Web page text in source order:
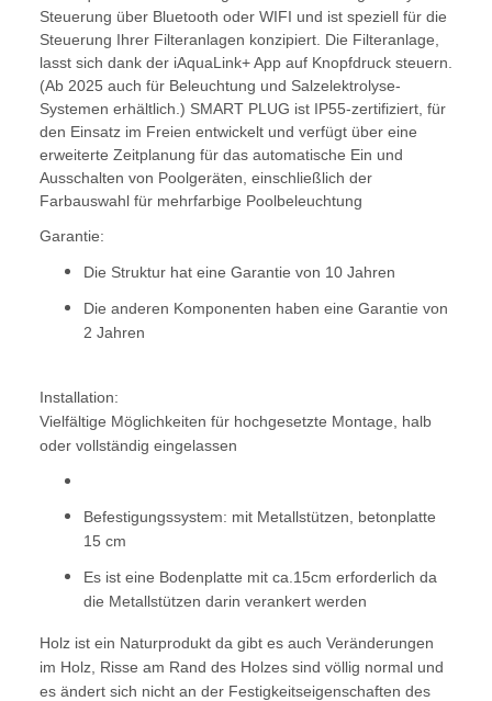
Steuerung über Bluetooth oder WIFI und ist speziell für die
Steuerung Ihrer Filteranlagen konzipiert. Die Filteranlage,
lasst sich dank der iAquaLink+ App auf Knopfdruck steuern.
(Ab 2025 auch für Beleuchtung und Salzelektrolyse-
Systemen erhältlich.) SMART PLUG ist IP55-zertifiziert, für
den Einsatz im Freien entwickelt und verfügt über eine
erweiterte Zeitplanung für das automatische Ein und
Ausschalten von Poolgeräten, einschließlich der
Farbauswahl für mehrfarbige Poolbeleuchtung
Garantie:
Die Struktur hat eine Garantie von 10 Jahren
Die anderen Komponenten haben eine Garantie von
2 Jahren
Installation:
Vielfältige Möglichkeiten für hochgesetzte Montage, halb
oder vollständig eingelassen
Befestigungssystem: mit Metallstützen, betonplatte
15 cm
Es ist eine Bodenplatte mit ca.15cm erforderlich da
die Metallstützen darin verankert werden
Holz ist ein Naturprodukt da gibt es auch Veränderungen
im Holz, Risse am Rand des Holzes sind völlig normal und
es ändert sich nicht an der Festigkeitseigenschaften des